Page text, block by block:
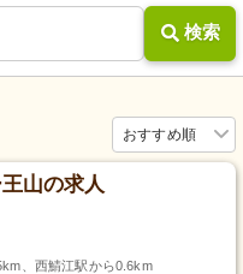
検索
おすすめ順
山の求人
、西鯖江駅から0.6km